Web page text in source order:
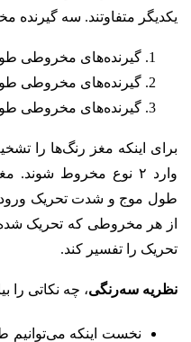
یکدیگر متفاوتند. سه گیرنده
گیرنده‌های مخروطی
گیرنده‌های مخروطی
گیرنده‌های مخروطی
وارد ۲ نوع مخروط
طول موج و شدت تحریک
از هر مخروطی که تحریک
تحریک را تفسیر کند.
نظریه سه‌رنگی، چه نکاتی را
نخست اینکه می‌توانیم